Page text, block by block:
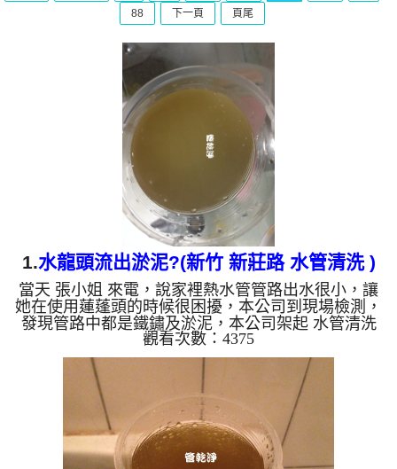
88
下一頁 頁尾
1.水龍頭流出淤泥?(新竹 新莊路 水管清洗 )
當天 張小姐 來電，說家裡熱水管管路出水很小，讓
她在使用蓮蓬頭的時候很困擾，本公司到現場檢測，
發現管路中都是鐵鏽及淤泥，本公司架起 水管清洗
機 並開始作業，清洗過的水管流出黃色的髒水，相
當可怕。 水龍頭一開流出淡淡黃顏色的水，慢慢變
成咖啡色黑色，還發出刺鼻味， 水管裡的異物不斷
流出來，慢慢水的顏色越來越透明，髒東西也越來越
少，終於變成乾淨的清水。高周波會把管壁異物剝
離，直到水排到透明為止， 客戶 張小姐 看到洗出來
的水怎麼會是這顏色，當下就傻住了。 清洗水管, 水
管清洗, ...
觀看次數：4375